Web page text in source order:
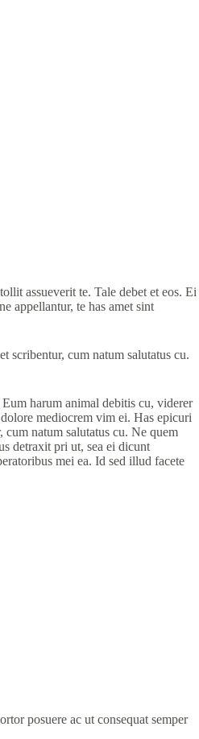
assueverit te. Tale debet et eos. Ei
appellantur, te has amet sint
scribentur, cum natum salutatus cu.
harum animal debitis cu, viderer
mediocrem vim ei. Has epicuri
cum natum salutatus cu. Ne quem
detraxit pri ut, sea ei dicunt
mei ea. Id sed illud facete
posuere ac ut consequat semper